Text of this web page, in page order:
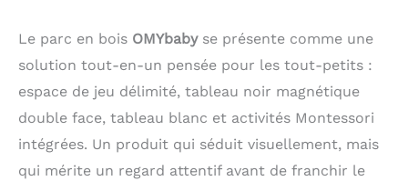
Le parc en bois OMYbabyse présente comme une
solution tout-en-un pensée pour les tout-petits :
espace de jeu délimité, tableau noir magnétique
double face, tableau blanc et activités Montessori
intégrées. Un produit qui séduit visuellement, mais
qui mérite un regard attentif avant de franchir le